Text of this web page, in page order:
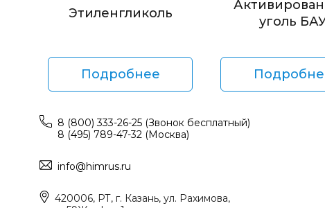
Этиленгликоль
Подробнее
уголь
8 (800) 333-26-25 (Звонок бесплатный)
8 (495) 789-47-32 (Москва)
info@himrus.ru
420006, РТ, г. Казань, ул. Рахимова,